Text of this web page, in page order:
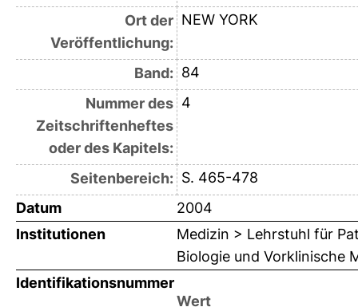
Ort der
Veröffentlichung:
NEW YORK
Band: 84
Nummer des
Zeitschriftenheftes
oder des Kapitels:
4
Seitenbereich: S. 465-478
Datum
2004
Institutionen
Medizin > Lehrstuhl für
Biologie und Vorklinische
Identifikationsnummer
Wert